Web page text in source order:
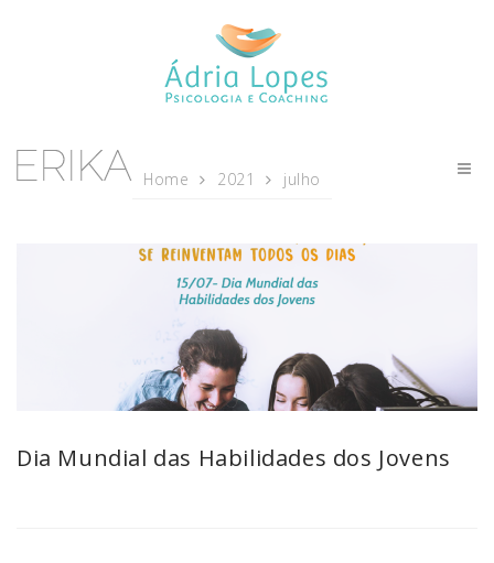
Home 2021 julho
Dia Mundial das Habilidades dos Jovens